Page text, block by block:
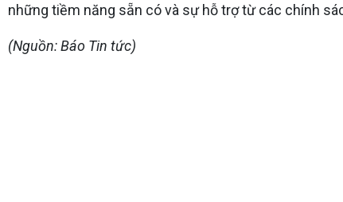
những tiềm năng sẵn có và sự hỗ trợ từ các chính
(Nguồn: Báo Tin tức)